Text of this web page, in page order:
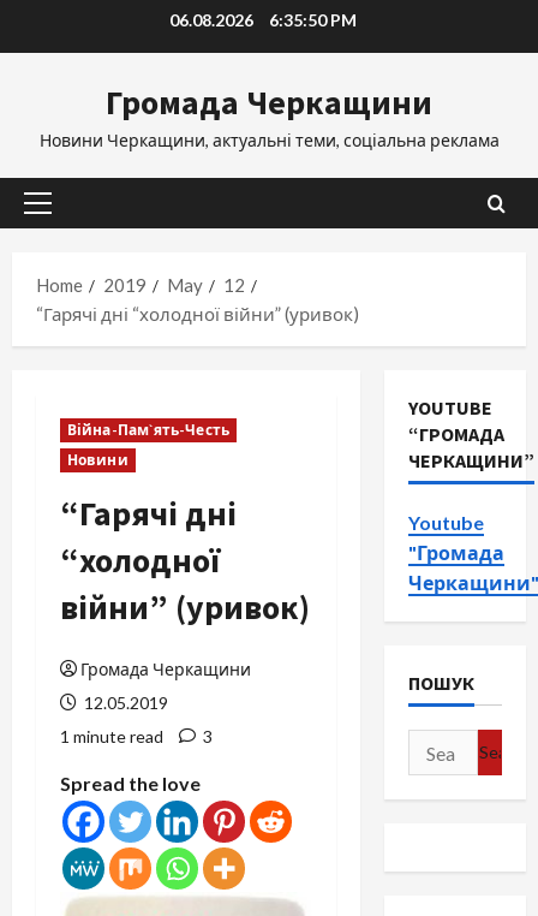
06.08.2026 6:35:51 PM
Громада Черкащини
Новини Черкащини, актуальні теми, соціальна реклама
Primary
Home
2019 May
12
“Гарячі дні “холодної війни” (уривок)
Війна-Пам`ять-Честь
Новини
“Гарячі дні
“холодної
війни” (уривок)
Громада Черкащини
12.05.2019
1 minute read
3
Spread the love
YOUTUBE
“ГРОМАДА
ЧЕРКАЩИНИ”
Youtube
"Громада
Черкащини"
ПОШУК
Search
for: